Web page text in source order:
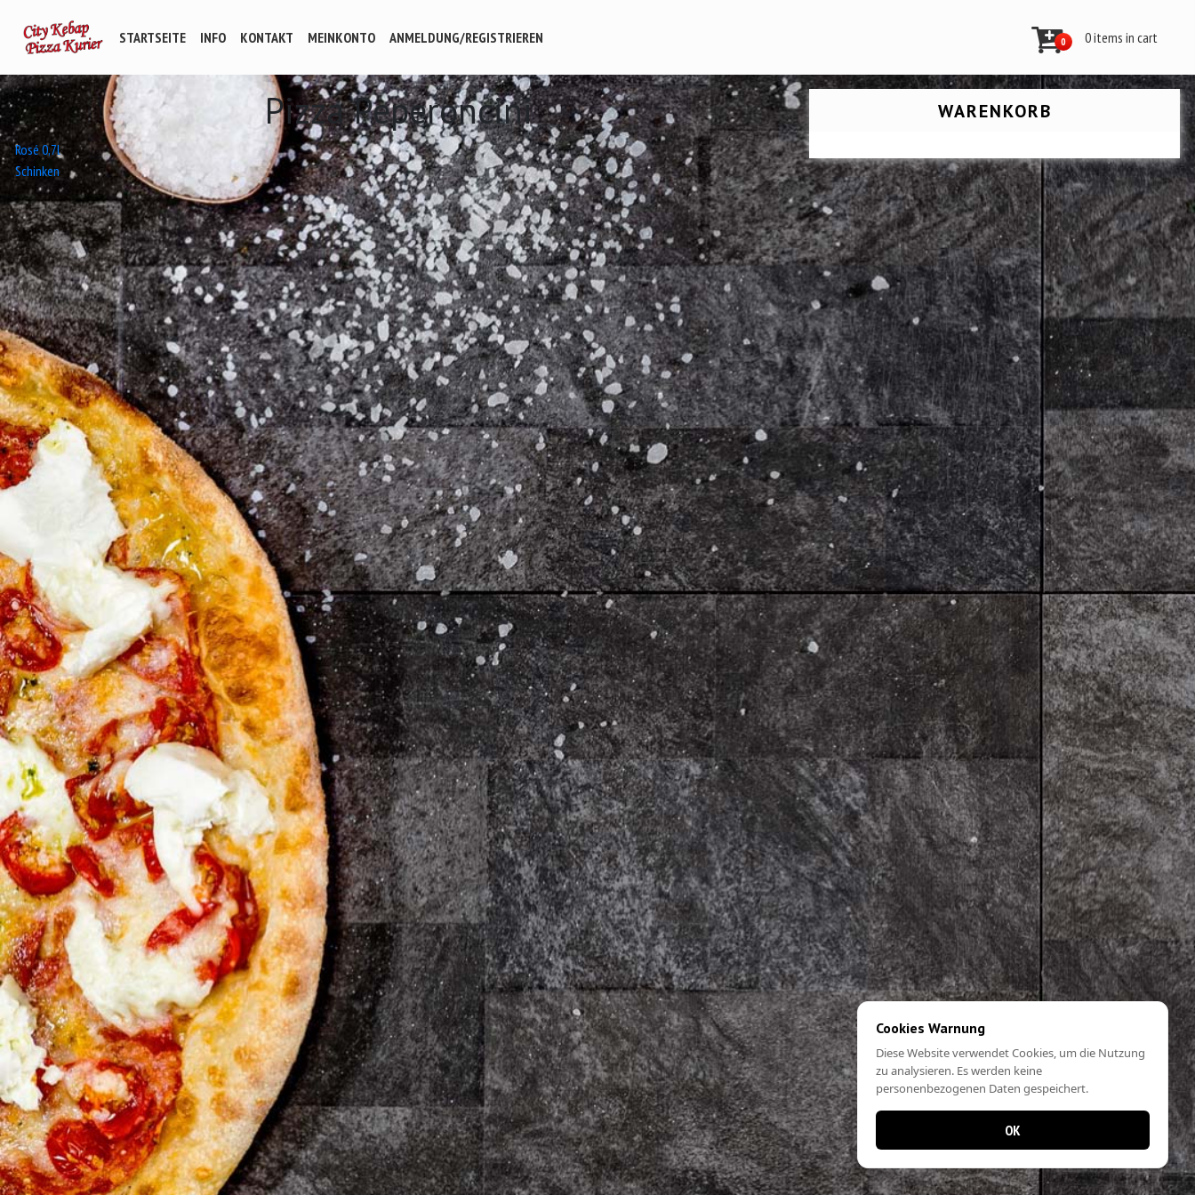
STARTSEITE INFO KONTAKT MEINKONTO ANMELDUNG/REGISTRIEREN 0 0 items in cart
Pizza Peperoncini
Beitrags-
Navigation
Rosé 0,7l
Schinken
WARENKORB
Cookies Warnung
Diese Website verwendet Cookies, um die Nutzung
zu analysieren. Es werden keine
personenbezogenen Daten gespeichert.
OK